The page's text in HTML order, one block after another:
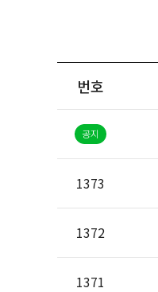
번호
1373
1372
1371